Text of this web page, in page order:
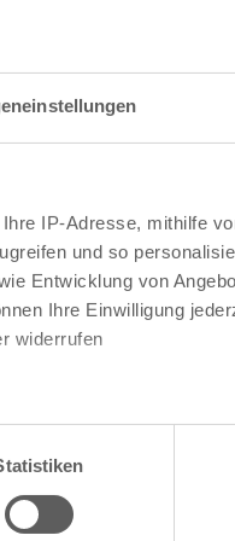
IP-Adresse, mithilfe
und so
Entwicklung von
Ihre Einwilligung
widerrufen
einige Meter genau sein
identifizieren
und legen Sie Ihre
z.B. Hausnummern.